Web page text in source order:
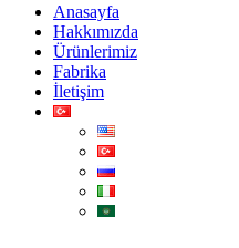
Anasayfa
Hakkımızda
Ürünlerimiz
Fabrika
İletişim